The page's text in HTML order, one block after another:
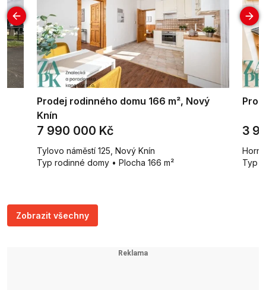
Prodej rodinného domu 166 m², Nový
Knín
7 990 000 Kč
Tylovo náměstí 125, Nový Knín
Typ rodinné domy • Plocha 166 m²
3
Typ
Zobrazit všechny